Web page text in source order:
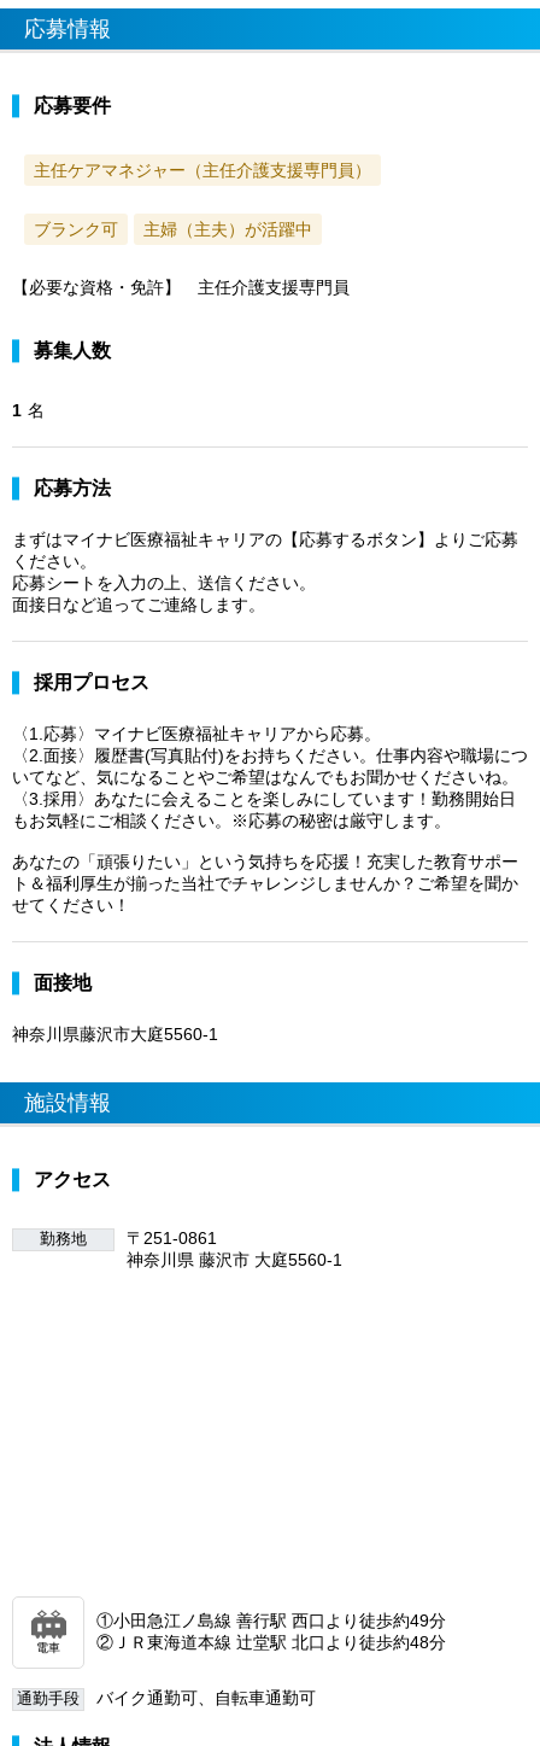
応募情報
応募要件
主任ケアマネジャー（主任介護支援専門員）
ブランク可 主婦（主夫）が活躍中
【必要な資格・免許】 主任介護支援専門員
募集人数
1 名
応募方法
まずはマイナビ医療福祉キャリアの【応募するボタン】よりご応募
ください。
応募シートを入力の上、送信ください。
面接日など追ってご連絡します。
採用プロセス
〈1.応募〉マイナビ医療福祉キャリアから応募。
〈2.面接〉履歴書(写真貼付)をお持ちください。仕事内容や職場につ
いてなど、気になることやご希望はなんでもお聞かせくださいね。
〈3.採用〉あなたに会えることを楽しみにしています！勤務開始日
もお気軽にご相談ください。※応募の秘密は厳守します。
あなたの「頑張りたい」という気持ちを応援！充実した教育サポー
ト＆福利厚生が揃った当社でチャレンジしませんか？ご希望を聞か
せてください！
面接地
神奈川県藤沢市大庭5560-1
施設情報
アクセス
勤務地
〒251-0861
神奈川県 藤沢市 大庭5560-1
電車
①小田急江ノ島線 善行駅 西口より徒歩約49分
②ＪＲ東海道本線 辻堂駅 北口より徒歩約48分
通勤手段 バイク通勤可、自転車通勤可